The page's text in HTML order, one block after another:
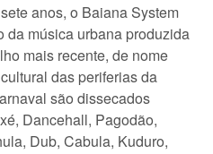
anos, o Baiana System
da música urbana produzida
mais recente, de nome
das periferias da
são dissecados
Dancehall, Pagodão,
Dub, Cabula, Kuduro,